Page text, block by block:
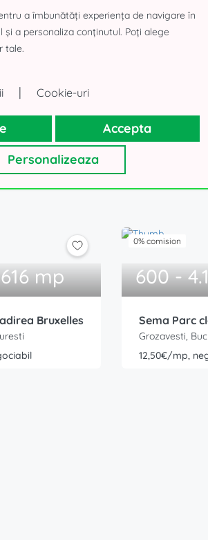
Bucuresti
mp
Bruxelles
0% comision
600 -
Sema Parc
Grozavesti,
12,50€/mp,
a îmbunătăți experiența de navigare în
și a personaliza conținutul. Poți alege
tale.
| Cookie-uri
Accepta
Personalizeaza